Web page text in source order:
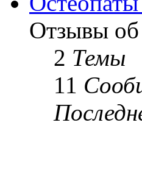
Отзывы об
2 Темы
11